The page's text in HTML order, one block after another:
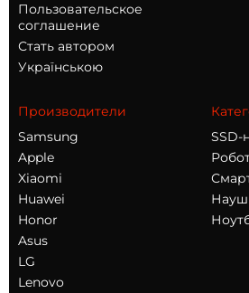
Пользовательское
соглашение
Стать автором
Українською
Производители
Samsung
Apple
Xiaomi
Huawei
Honor
Asus
LG
Lenovo
SSD-